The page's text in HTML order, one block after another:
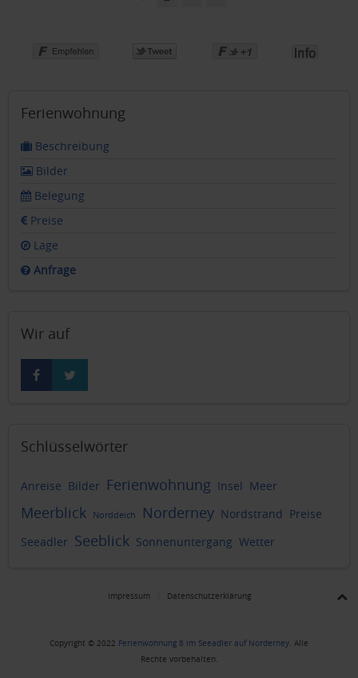
Ferienwohnung
Beschreibung
Bilder
Belegung
Preise
Lage
Anfrage
Wir auf
Schlüsselwörter
Anreise Bilder Ferienwohnung Insel Meer
Meerblick Norddeich Norderney Nordstrand Preise
Seeadler Seeblick Sonnenuntergang Wetter
Impressum Datenschutzerklärung
Copyright © 2022 Ferienwohnung 8 im Seeadler auf Norderney. Alle
Rechte vorbehalten.